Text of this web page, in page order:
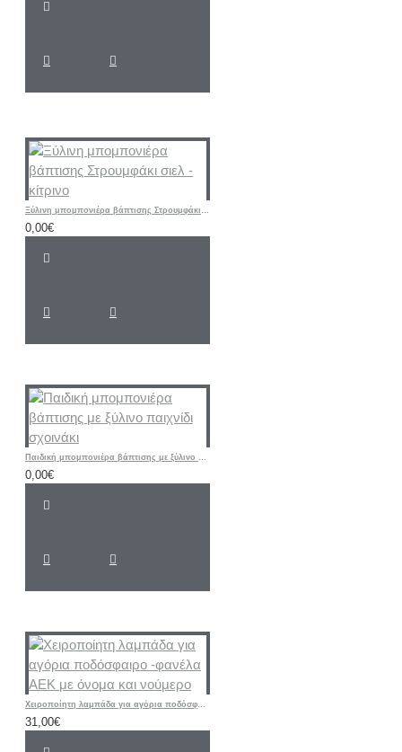
Ξύλινη μπομπονιέρα βάπτισης Στρουμφάκι σιελ - κίτρινο
0,00€
Παιδική μπομπονιέρα βάπτισης με ξύλινο παιχνίδι σχοινάκι
0,00€
Χειροποίητη λαμπάδα για αγόρια ποδόσφαιρο -φανέλα ΑΕΚ με όνομα και νούμερο
31,00€